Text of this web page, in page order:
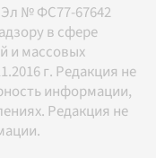
№ ФС77-67642
в сфере
и массовых
г. Редакция не
информации,
Редакция не